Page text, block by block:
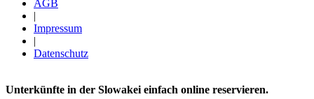
AGB
|
Impressum
|
Datenschutz
Unterkünfte in der Slowakei einfach online reservieren.